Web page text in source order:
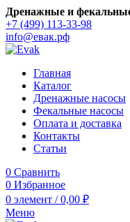
Дренажные и
+7 (499) 113-33-98
info@евак.рф
Главная
Каталог
Дренажные насосы
Фекальные насосы
Оплата и доставка
Контакты
Статьи
0 Сравнить
0 Избранное
0 элемент / 0,00 ₽
Меню